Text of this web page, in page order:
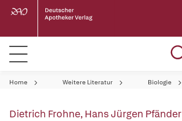
Home Weitere Literatur Biologie
Dietrich Frohne,Hans Jürgen Pfänder